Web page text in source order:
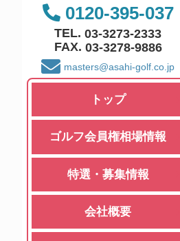
0120-395-037
TEL. 03-3273-2333
FAX. 03-3278-9886
masters@asahi-golf.co.jp
トップ
ゴルフ会員権相場情報
特選・募集情報
会社概要